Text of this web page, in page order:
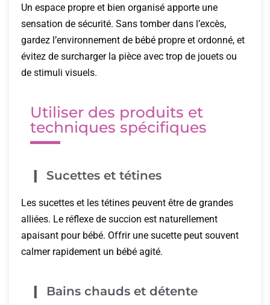
Un espace propre et bien organisé apporte une
sensation de sécurité. Sans tomber dans l’excès,
gardez l’environnement de bébé propre et ordonné, et
évitez de surcharger la pièce avec trop de jouets ou
de stimuli visuels.
Utiliser des produits et
techniques spécifiques
Sucettes et tétines
Les sucettes et les tétines peuvent être de grandes
alliées. Le réflexe de succion est naturellement
apaisant pour bébé. Offrir une sucette peut souvent
calmer rapidement un bébé agité.
Bains chauds et détente